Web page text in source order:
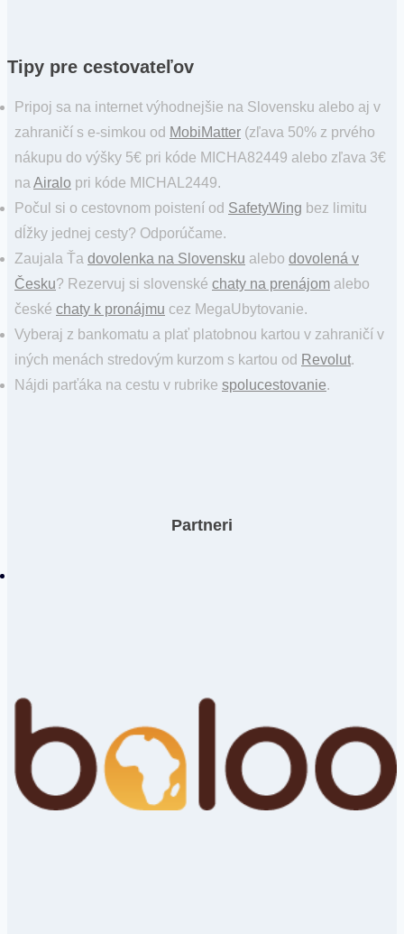
Tipy pre cestovateľov
Pripoj sa na internet výhodnejšie na Slovensku alebo aj v
zahraničí s e-simkou od MobiMatter (zľava 50% z prvého
nákupu do výšky 5€ pri kóde MICHA82449 alebo zľava 3€
na Airalo pri kóde MICHAL2449.
Počul si o cestovnom poistení od SafetyWing bez limitu
dĺžky jednej cesty? Odporúčame.
Zaujala Ťa dovolenka na Slovensku alebo dovolená v
Česku? Rezervuj si slovenské chaty na prenájom alebo
české chaty k pronájmu cez MegaUbytovanie.
Vyberaj z bankomatu a plať platobnou kartou v zahraničí v
iných menách stredovým kurzom s kartou od Revolut.
Nájdi parťáka na cestu v rubrike spolucestovanie.
Partneri